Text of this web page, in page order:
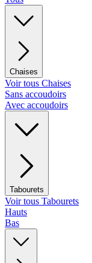
Chaises
Voir tous Chaises
Sans accoudoirs
Avec accoudoirs
Tabourets
Voir tous Tabourets
Hauts
Bas